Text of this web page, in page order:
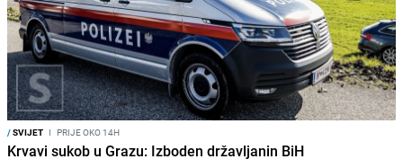
/SVIJET I PRIJE OKO 14H
Krvavi sukob u Grazu: Izboden državljanin BiH